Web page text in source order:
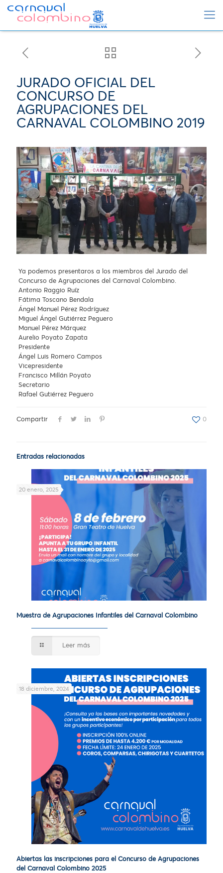
JURADO OFICIAL DEL
CONCURSO DE
AGRUPACIONES DEL
CARNAVAL COLOMBINO 2019
Ya podemos presentaros a los miembros del Jurado del
Concurso de Agrupaciones del Carnaval Colombino.
Antonio Raggio Ruíz
Fátima Toscano Bendala
Ángel Manuel Pérez Rodríguez
Miguel Ángel Gutiérrez Peguero
Manuel Pérez Márquez
Aurelio Poyato Zapata
Presidente
Ángel Luis Romero Campos
Vicepresidente
Francisco Millán Poyato
Secretario
Rafael Gutiérrez Peguero
Compartir 0
Entradas relacionadas
20 enero, 2025
Muestra de Agrupaciones Infantiles del Carnaval Colombino
Leer más
18 diciembre, 2024
Abiertas las inscripciones para el Concurso de Agrupaciones
del Carnaval Colombino 2025